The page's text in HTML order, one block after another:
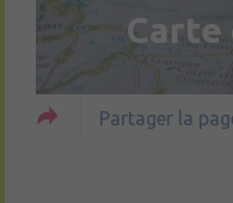
Partager la